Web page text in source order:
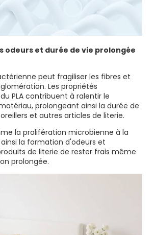
odeurs et durée de vie prolongée
peut fragiliser les fibres et
Les propriétés
PLA contribuent à ralentir le
prolongeant ainsi la durée de
et autres articles de literie.
la prolifération microbienne à la
la formation d'odeurs et
de literie de rester frais même
prolongée.